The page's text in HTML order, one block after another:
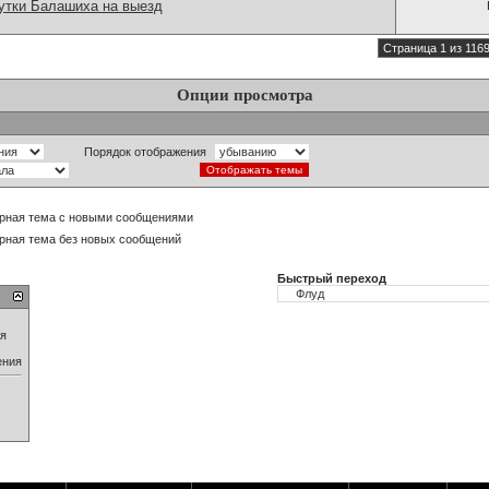
Балашиха на выезд
Страница 1 из 1169
Опции просмотра
Порядок отображения
тема с новыми сообщениями
тема без новых сообщений
Быстрый переход